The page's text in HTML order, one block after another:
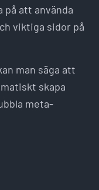
på att använda
viktiga sidor på
man säga att
skapa
meta-